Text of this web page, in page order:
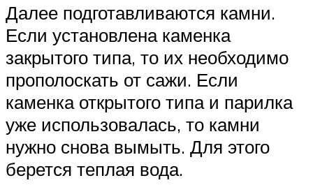
Далее подготавливаются камни.
Если установлена каменка
закрытого типа, то их необходимо
прополоскать от сажи. Если
каменка открытого типа и парилка
уже использовалась, то камни
нужно снова вымыть. Для этого
берется теплая вода.